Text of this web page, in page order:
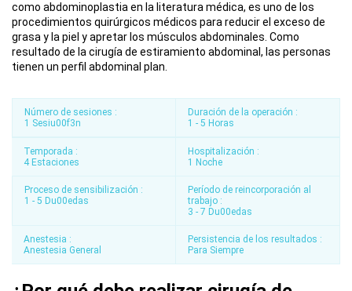
como abdominoplastia en la literatura médica, es uno de los
procedimientos quirúrgicos médicos para reducir el exceso de
grasa y la piel y apretar los músculos abdominales. Como
resultado de la cirugía de estiramiento abdominal, las personas
tienen un perfil abdominal plan.
Número de sesiones :
1 Sesiu00f3n
Duración de la operación :
1 - 5 Horas
Temporada :
4 Estaciones
Hospitalización :
1 Noche
Proceso de sensibilización :
1 - 5 Du00edas
Período de reincorporación al
trabajo :
3 - 7 Du00edas
Anestesia :
Anestesia General
Persistencia de los resultados :
Para Siempre